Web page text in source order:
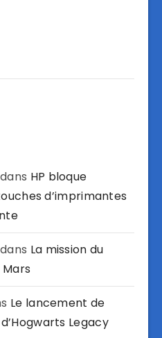
dans HP bloque
d’imprimantes
dans La mission du
Le lancement de
Legacy